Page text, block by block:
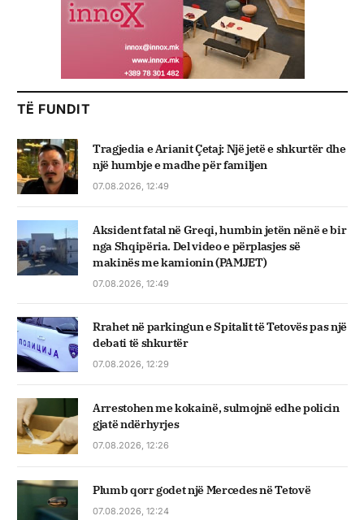
TË FUNDIT
Tragjedia e Arianit Çetaj: Një jetë e shkurtër dhe
një humbje e madhe për familjen
07.08.2026, 12:49
Aksident fatal në Greqi, humbin jetën nënë e bir
nga Shqipëria. Del video e përplasjes së
makinës me kamionin (PAMJET)
07.08.2026, 12:49
Rrahet në parkingun e Spitalit të Tetovës pas një
debati të shkurtër
07.08.2026, 12:29
Arrestohen me kokainë, sulmojnë edhe policin
gjatë ndërhyrjes
07.08.2026, 12:26
Plumb qorr godet një Mercedes në Tetovë
07.08.2026, 12:24